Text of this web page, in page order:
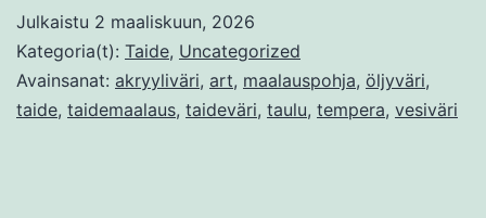
Julkaistu 2 maaliskuun, 2026
Kategoria(t): Taide, Uncategorized
Avainsanat: akryyliväri, art, maalauspohja, öljyväri,
taide, taidemaalaus, taideväri, taulu, tempera, vesiväri